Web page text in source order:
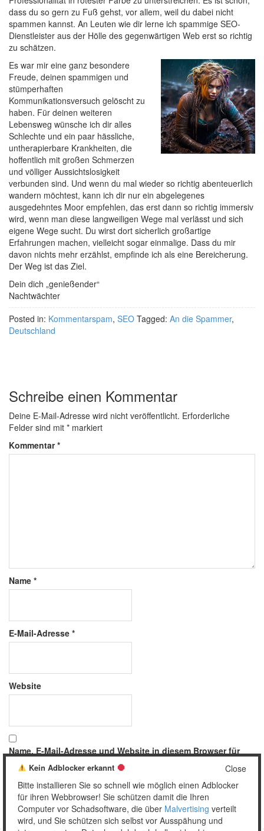
dass du so gern zu Fuß gehst, vor allem, weil du dabei nicht
spammen kannst. An Leuten wie dir lerne ich spammige SEO-
Dienstleister aus der Hölle des gegenwärtigen Web erst so richtig
zu schätzen.
Es war mir eine ganz besondere
Freude, deinen spammigen und
stümperhaften
Kommunikationsversuch gelöscht zu
haben. Für deinen weiteren
Lebensweg wünsche ich dir alles
Schlechte und ein paar hässliche,
untherapierbare Krankheiten, die
hoffentlich mit großen Schmerzen
und völliger Aussichtslosigkeit
verbunden sind. Und wenn du mal wieder so richtig abenteuerlich
wandern möchtest, kann ich dir nur ein abgelegenes
ausgedehntes Moor empfehlen, das erst dann so richtig immersiv
wird, wenn man diese langweiligen Wege mal verlässt und sich
eigene Wege sucht. Du wirst dort sicherlich großartige
Erfahrungen machen, vielleicht sogar einmalige. Dass du mir
davon nichts mehr erzählst, empfinde ich als eine Bereicherung.
Der Weg ist das Ziel.
Dein dich „genießender“
Nachtwächter
Posted in: Kommentarspam, SEO Tagged: An die Spammer,
Deutschland
Schreibe einen Kommentar
Deine E-Mail-Adresse wird nicht veröffentlicht. Erforderliche
Felder sind mit * markiert
Kommentar*
Name *
E-Mail-Adresse *
Website
Name, E-Mail-Adresse und Website in diesem Browser für
meinen nächsten Kommentar speichern.
Close
Kein Adblocker erkannt
Bitte installieren Sie so schnell wie möglich einen Adblocker
für ihren Webbrowser! Sie schützen damit die Ihren
Computer vor Schadsoftware, die über Malvertising verteilt
wird, und Sie schützen sich selbst vor Ausspähung und